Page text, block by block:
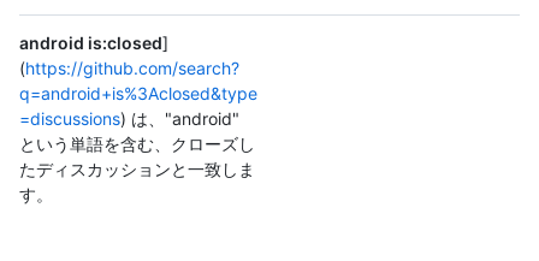
android is:closed]
(https://github.com/search?
q=android+is%3Aclosed&type
=discussions) は、"android"
という単語を含む、クローズし
たディスカッションと一致しま
す。